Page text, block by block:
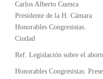
Carlos Alberto Cuenca
Presidente de la H. Cámara
Honorables Congresistas.
Ciudad
Ref. Legislación sobre el
Honorables Congresistas: